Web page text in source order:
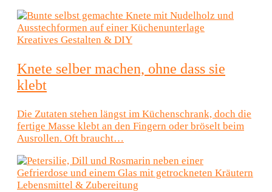
Kreatives Gestalten & DIY
Knete selber machen, ohne dass sie
klebt
Die Zutaten stehen längst im Küchenschrank, doch die
fertige Masse klebt an den Fingern oder bröselt beim
Ausrollen. Oft braucht…
Lebensmittel & Zubereitung